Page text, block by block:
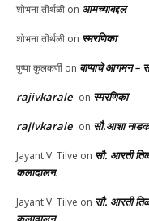
शोभना तीर्थळी on आमच्याबद्दल
शोभना तीर्थळी on स्मरणिका
पुष्पा कुलकर्णी on बाप्पाचे आगमन –
rajivkarale on स्मरणिका
rajivkarale on सौ.आशा
Jayant V. Tilve on सौ. आरती
कलादालन.
Jayant V. Tilve on सौ. आरती